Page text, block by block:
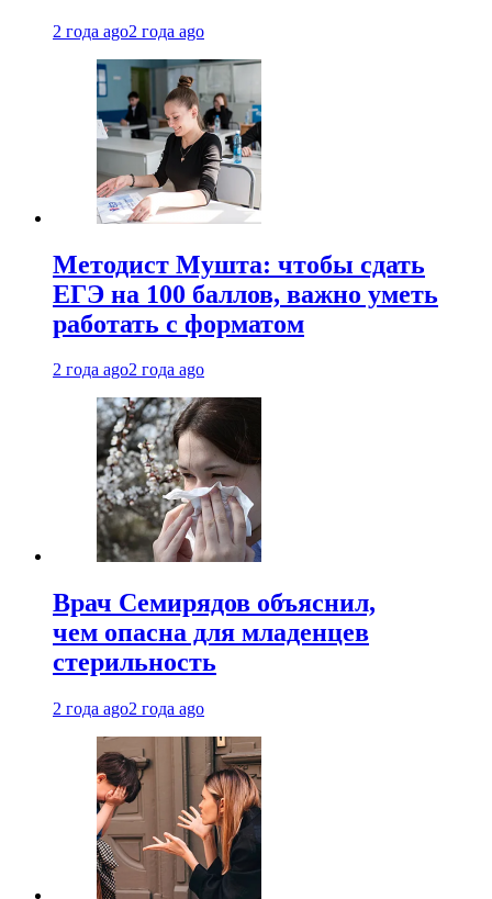
2 года ago2 года ago
Методист Мушта: чтобы сдать
ЕГЭ на 100 баллов, важно уметь
работать с форматом
2 года ago2 года ago
Врач Семирядов объяснил,
чем опасна для младенцев
стерильность
2 года ago2 года ago